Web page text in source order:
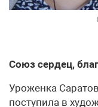
Союз сердец,
Уроженка
поступила в